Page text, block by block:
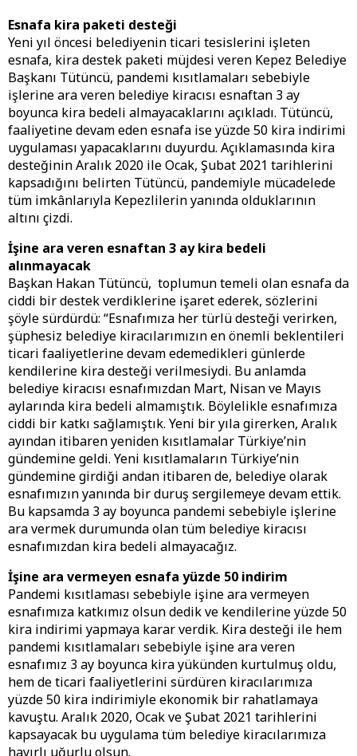
Esnafa kira paketi desteği
Yeni yıl öncesi belediyenin ticari tesislerini işleten
esnafa, kira destek paketi müjdesi veren Kepez Belediye
Başkanı Tütüncü, pandemi kısıtlamaları sebebiyle
işlerine ara veren belediye kiracısı esnaftan 3 ay
boyunca kira bedeli almayacaklarını açıkladı. Tütüncü,
faaliyetine devam eden esnafa ise yüzde 50 kira indirimi
uygulaması yapacaklarını duyurdu. Açıklamasında kira
desteğinin Aralık 2020 ile Ocak, Şubat 2021 tarihlerini
kapsadığını belirten Tütüncü, pandemiyle mücadelede
tüm imkânlarıyla Kepezlilerin yanında olduklarının
altını çizdi.
İşine ara veren esnaftan 3 ay kira bedeli
alınmayacak
Başkan Hakan Tütüncü, toplumun temeli olan esnafa da
ciddi bir destek verdiklerine işaret ederek, sözlerini
şöyle sürdürdü: “Esnafımıza her türlü desteği verirken,
şüphesiz belediye kiracılarımızın en önemli beklentileri
ticari faaliyetlerine devam edemedikleri günlerde
kendilerine kira desteği verilmesiydi. Bu anlamda
belediye kiracısı esnafımızdan Mart, Nisan ve Mayıs
aylarında kira bedeli almamıştık. Böylelikle esnafımıza
ciddi bir katkı sağlamıştık. Yeni bir yıla girerken, Aralık
ayından itibaren yeniden kısıtlamalar Türkiye’nin
gündemine geldi. Yeni kısıtlamaların Türkiye’nin
gündemine girdiği andan itibaren de, belediye olarak
esnafımızın yanında bir duruş sergilemeye devam ettik.
Bu kapsamda 3 ay boyunca pandemi sebebiyle işlerine
ara vermek durumunda olan tüm belediye kiracısı
esnafımızdan kira bedeli almayacağız.
İşine ara vermeyen esnafa yüzde 50 indirim
Pandemi kısıtlaması sebebiyle işine ara vermeyen
esnafımıza katkımız olsun dedik ve kendilerine yüzde 50
kira indirimi yapmaya karar verdik. Kira desteği ile hem
pandemi kısıtlamaları sebebiyle işine ara veren
esnafımız 3 ay boyunca kira yükünden kurtulmuş oldu,
hem de ticari faaliyetlerini sürdüren kiracılarımıza
yüzde 50 kira indirimiyle ekonomik bir rahatlamaya
kavuştu. Aralık 2020, Ocak ve Şubat 2021 tarihlerini
kapsayacak bu uygulama tüm belediye kiracılarımıza
hayırlı uğurlu olsun.